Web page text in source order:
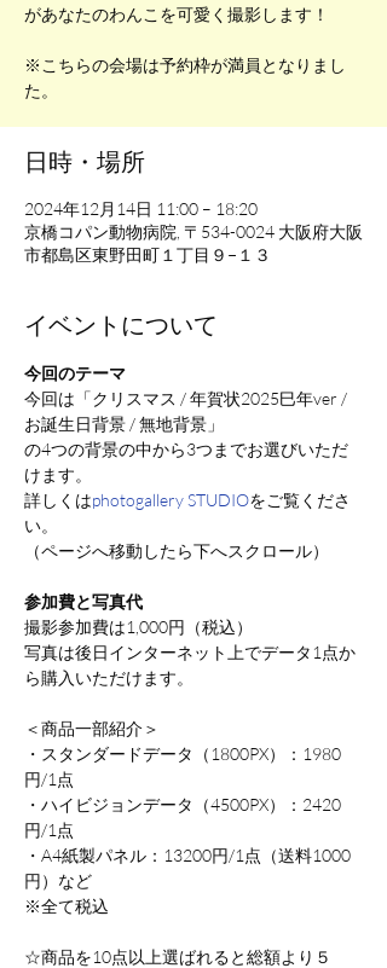
があなたのわんこを可愛く撮影します！
※こちらの会場は予約枠が満員となりまし
日時・場所
2024年12月14日 11:00 – 18:20
京橋コパン動物病院, 〒534-0024 大阪府大阪
市都島区東野田町１丁目９−１３
イベントについて
今回のテーマ
今回は「クリスマス / 年賀状2025巳年ver /
お誕生日背景 / 無地背景」
の4つの背景の中から3つまでお選びいただ
けます。
詳しくはphotogallery STUDIOをご覧くださ
い。
（ページへ移動したら下へスクロール）
参加費と写真代
撮影参加費は1,000円（税込）
写真は後日インターネット上でデータ1点か
ら購入いただけます。
＜商品一部紹介＞
・スタンダードデータ（1800PX）：1980
円/1点
・ハイビジョンデータ（4500PX）：2420
円/1点
・A4紙製パネル：13200円/1点（送料1000
円）など
※全て税込
☆商品を10点以上選ばれると総額より５